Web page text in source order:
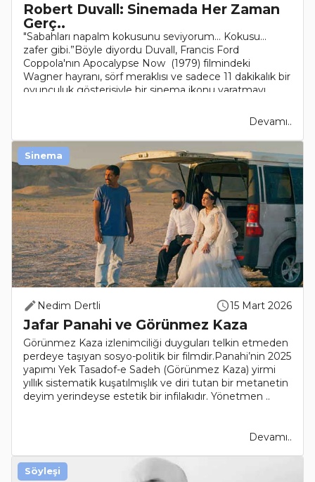
Robert Duvall: Sinemada Her Zaman
Gerç..
"Sabahları napalm kokusunu seviyorum... Kokusu...
zafer gibi.”Böyle diyordu Duvall, Francis Ford
Coppola'nın Apocalypse Now (1979) filmindeki
Wagner hayranı, sörf meraklısı ve sadece 11 dakikalık bir
oyunculuk gösterisiyle bir sinema ikonu yaratmayı..
Devamı..
Nedim Dertli 15 Mart 2026
Jafar Panahi ve Görünmez Kaza
Görünmez Kaza izlenimciliği duyguları telkin etmeden
perdeye taşıyan sosyo-politik bir filmdir.Panahi’nin 2025
yapımı Yek Tasadof-e Sadeh (Görünmez Kaza) yirmi
yıllık sistematik kuşatılmışlık ve diri tutan bir metanetin
deyim yerindeyse estetik bir infilakıdır. Yönetmen ..
Devamı..
Sinema
Söyleşi